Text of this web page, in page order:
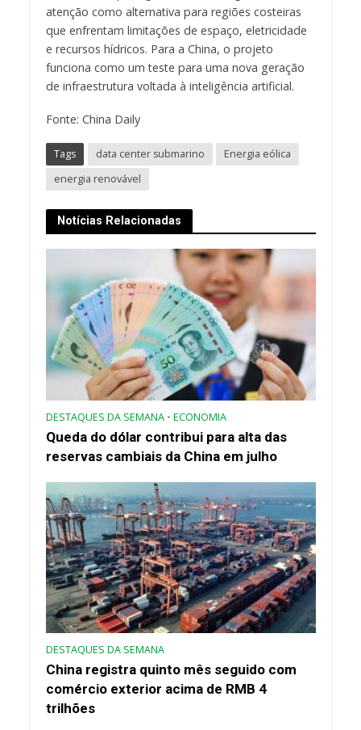
atenção como alternativa para regiões costeiras
que enfrentam limitações de espaço, eletricidade
e recursos hídricos. Para a China, o projeto
funciona como um teste para uma nova geração
de infraestrutura voltada à inteligência artificial.
Fonte: China Daily
Tags data center submarino
Energia eólica
energia renovável
Notícias Relacionadas
DESTAQUES DA SEMANA • ECONOMIA
Queda do dólar contribui para alta das
reservas cambiais da China em julho
DESTAQUES DA SEMANA
China registra quinto mês seguido com
comércio exterior acima de RMB 4
trilhões